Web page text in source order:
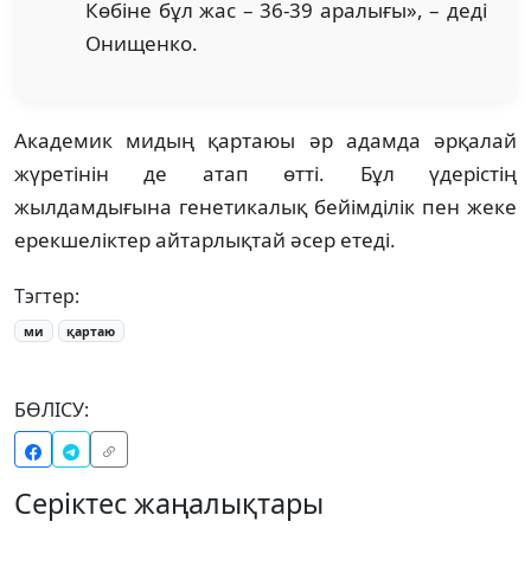
Көбіне бұл жас – 36-39 аралығы», – деді
Онищенко.
Академик мидың қартаюы әр адамда әрқалай
жүретінін де атап өтті. Бұл үдерістің
жылдамдығына генетикалық бейімділік пен жеке
ерекшеліктер айтарлықтай әсер етеді.
Тэгтер:
ми қартаю
БӨЛІСУ:
Серіктес жаңалықтары